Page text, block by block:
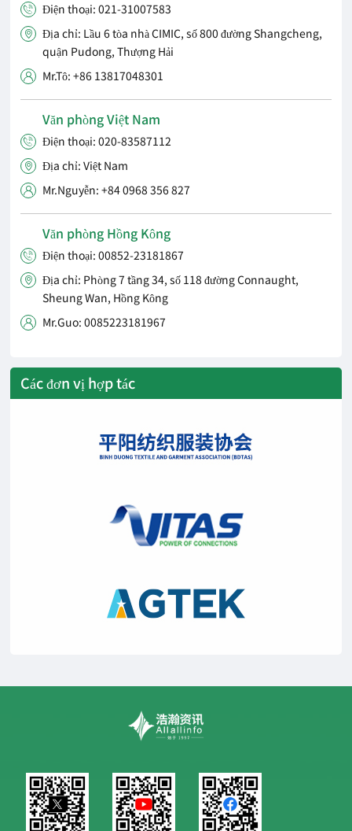
 Điện thoại: 021-31007583

Địa chỉ: Lầu 6 tòa nhà CIMIC, số 800 đường Shangcheng,
quận Pudong, Thượng Hải
 Mr.Tô: +86 13817048301
Văn phòng Việt Nam
 Điện thoại: 020-83587112
 Địa chỉ: Việt Nam
 Mr.Nguyễn: +84 0968 356 827
Văn phòng Hồng Kông
 Điện thoại: 00852-23181867

Địa chỉ: Phòng 7 tầng 34, số 118 đường Connaught,
Sheung Wan, Hồng Kông
 Mr.Guo: 0085223181967
Các đơn vị hợp tác